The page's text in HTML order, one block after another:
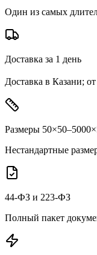
Один из самых
Доставка за 1 день
Доставка в Казани;
Размеры
Нестандартные
44-ФЗ и 223-ФЗ
Полный пакет